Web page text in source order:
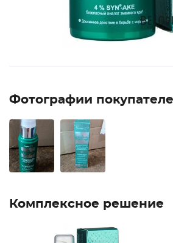
Фотографии
Комплексное решение